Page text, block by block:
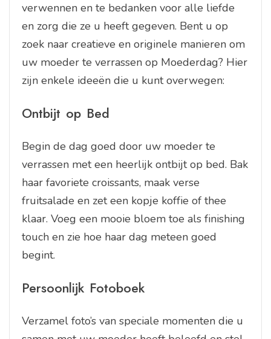
verwennen en te bedanken voor alle liefde
en zorg die ze u heeft gegeven. Bent u op
zoek naar creatieve en originele manieren om
uw moeder te verrassen op Moederdag? Hier
zijn enkele ideeën die u kunt overwegen:
Ontbijt op Bed
Begin de dag goed door uw moeder te
verrassen met een heerlijk ontbijt op bed. Bak
haar favoriete croissants, maak verse
fruitsalade en zet een kopje koffie of thee
klaar. Voeg een mooie bloem toe als finishing
touch en zie hoe haar dag meteen goed
begint.
Persoonlijk Fotoboek
Verzamel foto’s van speciale momenten die u